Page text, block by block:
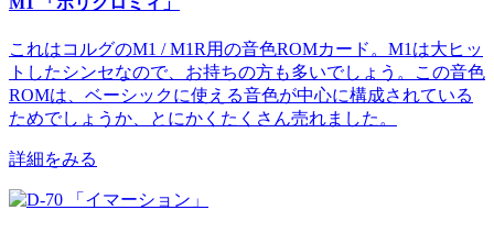
これはコルグのM1 / M1R用の音色ROMカード。M1は大ヒッ
トしたシンセなので、お持ちの方も多いでしょう。この音色
ROMは、ベーシックに使える音色が中心に構成されている
ためでしょうか、とにかくたくさん売れました。
詳細をみる